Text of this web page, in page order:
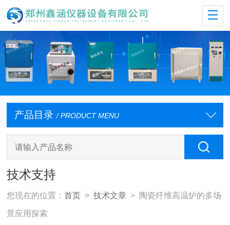
产品目录 / PRODUCT MENU
技术支持
您现在的位置：首页 >技术文章 > 陶瓷纤维高温炉的多场
景应用探索